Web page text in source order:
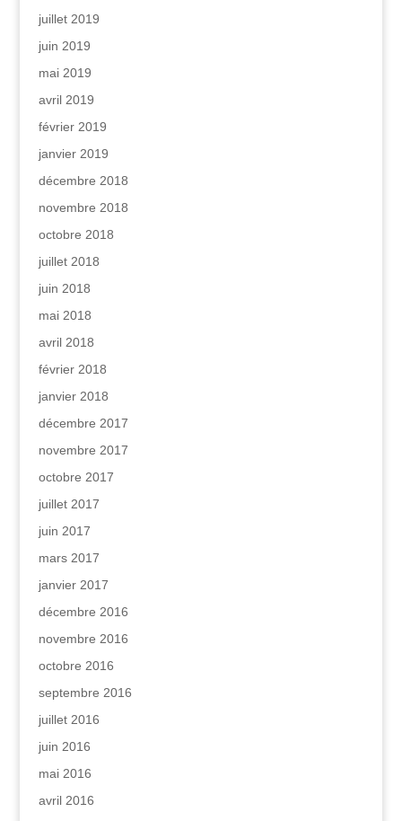
juillet 2019
juin 2019
mai 2019
avril 2019
février 2019
janvier 2019
décembre 2018
novembre 2018
octobre 2018
juillet 2018
juin 2018
mai 2018
avril 2018
février 2018
janvier 2018
décembre 2017
novembre 2017
octobre 2017
juillet 2017
juin 2017
mars 2017
janvier 2017
décembre 2016
novembre 2016
octobre 2016
septembre 2016
juillet 2016
juin 2016
mai 2016
avril 2016